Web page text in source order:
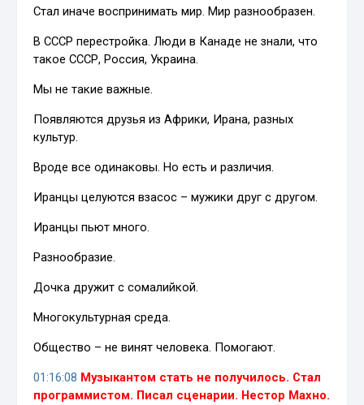
Стал иначе воспринимать мир. Мир разнообразен.
В СССР перестройка. Люди в Канаде не знали, что
такое СССР, Россия, Украина.
Мы не такие важные.
Появляются друзья из Африки, Ирана, разных
культур.
Вроде все одинаковы. Но есть и различия.
Иранцы целуются взасос – мужики друг с другом.
Иранцы пьют много.
Разнообразие.
Дочка дружит с сомалийкой.
Многокультурная среда.
Общество – не винят человека. Помогают.
01:16:08 Музыкантом стать не получилось. Стал
программистом. Писал сценарии. Нестор Махно.